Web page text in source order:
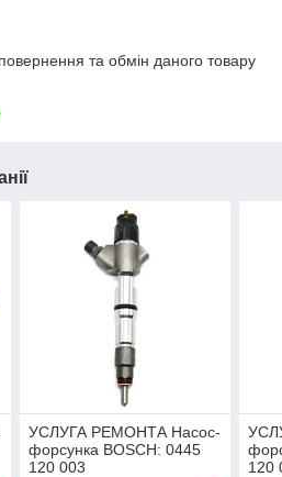
та обмін даного товару
УСЛУГА РЕМОНТА Насос-
форсунка BOSCH: 0445
120 003
120